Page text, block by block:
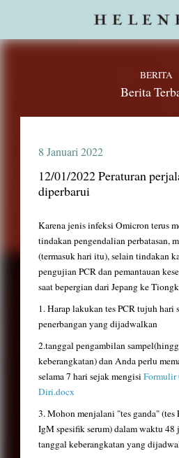
Ruang kultur sel CPC
Penasihat, dokter, dan ahli
Pengunjung pertama kaliDukungan
pertanyaan
BERITA
Berita
8 Januari 2022
12/01/2022 Peraturan
diperbarui
Karena jenis infeksi Omicron terus
tindakan pengendalian perbatasan,
(termasuk hari itu), selain tindakan
pengujian PCR dan pemantauan
saat bepergian dari Jepang ke
1.Harap lakukantesPCRtujuh hari
penerbangan yang dijadwalkan
2.tanggal pengambilan sampel
keberangkatan) danAnda perlu
selama 7 hari sejak mengisiFormulir
Diri.docx
3. Mohon menjalani "tes ganda" (tes
IgM spesifik serum) dalam waktu 48
tanggal keberangkatan yang